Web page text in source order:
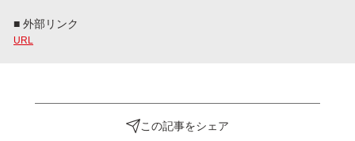
■ 外部リンク
URL
この記事をシェア